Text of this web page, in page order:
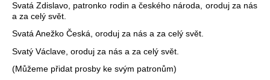
Svatá Zdislavo, patronko rodin a českého národa, oroduj za nás
a za celý svět.
Svatá Anežko Česká, oroduj za nás a za celý svět.
Svatý Václave, oroduj za nás a za celý svět.
(Můžeme přidat prosby ke svým patronům)